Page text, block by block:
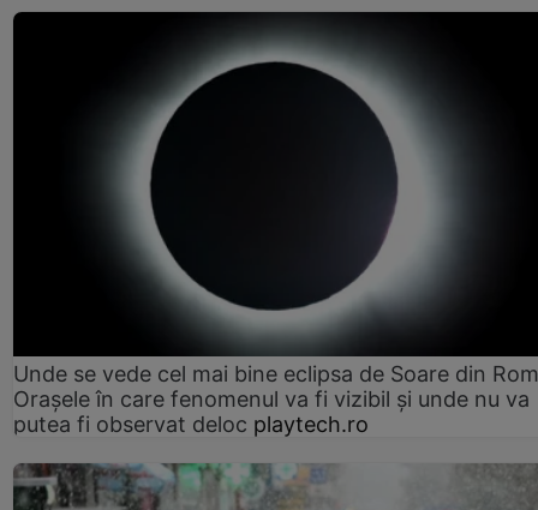
Unde se vede cel mai bine eclipsa de Soare din
Orașele în care fenomenul va fi vizibil și unde nu va
putea fi observat deloc playtech.ro